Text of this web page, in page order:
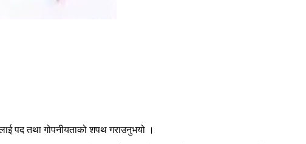
पद तथा गोपनीयताको शपथ गराउनुभयो ।